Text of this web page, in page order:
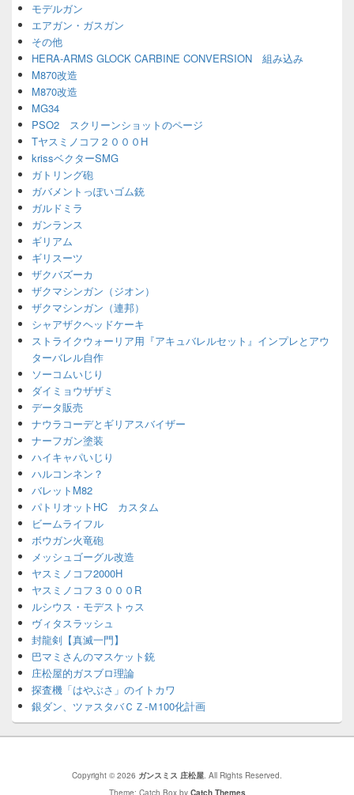
モデルガン
エアガン・ガスガン
その他
HERA-ARMS GLOCK CARBINE CONVERSION 組み込み
M870改造
M870改造
MG34
PSO2 スクリーンショットのページ
Tヤスミノコフ２０００H
krissベクターSMG
ガトリング砲
ガバメントっぽいゴム銃
ガルドミラ
ガンランス
ギリアム
ギリスーツ
ザクバズーカ
ザクマシンガン（ジオン）
ザクマシンガン（連邦）
シャアザクヘッドケーキ
ストライクウォーリア用『アキュバレルセット』インプレとアウ
ターバレル自作
ソーコムいじり
ダイミョウザザミ
データ販売
ナウラコーデとギリアスバイザー
ナーフガン塗装
ハイキャパいじり
ハルコンネン？
バレットM82
パトリオットHC カスタム
ビームライフル
ボウガン火竜砲
メッシュゴーグル改造
ヤスミノコフ2000H
ヤスミノコフ３０００R
ルシウス・モデストゥス
ヴィタスラッシュ
封龍剣【真滅一門】
巴マミさんのマスケット銃
庄松屋的ガスブロ理論
探査機「はやぶさ」のイトカワ
銀ダン、ツァスタバＣＺ-Ｍ100化計画
Copyright © 2026 ガンスミス 庄松屋. All Rights Reserved.
Theme: Catch Box by Catch Themes